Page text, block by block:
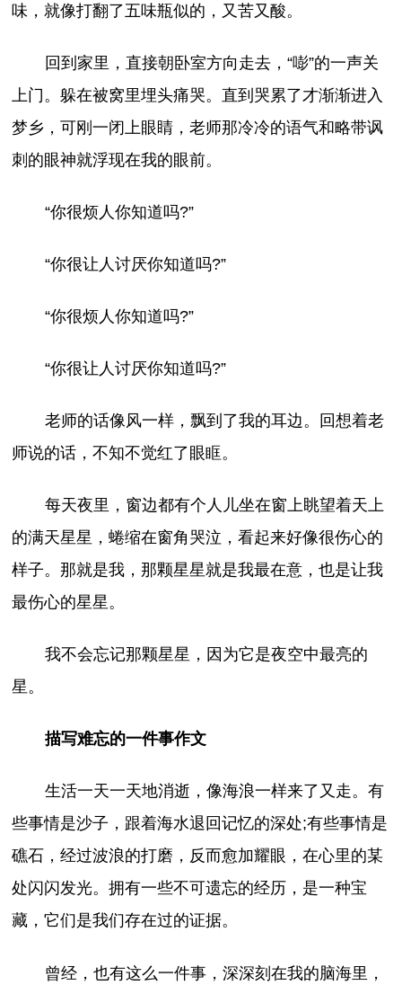
味，就像打翻了五味瓶似的，又苦又酸。
回到家里，直接朝卧室方向走去，“嘭”的一声关
上门。躲在被窝里埋头痛哭。直到哭累了才渐渐进入
梦乡，可刚一闭上眼睛，老师那冷冷的语气和略带讽
刺的眼神就浮现在我的眼前。
“你很烦人你知道吗?”
“你很让人讨厌你知道吗?”
“你很烦人你知道吗?”
“你很让人讨厌你知道吗?”
老师的话像风一样，飘到了我的耳边。回想着老
师说的话，不知不觉红了眼眶。
每天夜里，窗边都有个人儿坐在窗上眺望着天上
的满天星星，蜷缩在窗角哭泣，看起来好像很伤心的
样子。那就是我，那颗星星就是我最在意，也是让我
最伤心的星星。
我不会忘记那颗星星，因为它是夜空中最亮的
星。
描写难忘的一件事作文
生活一天一天地消逝，像海浪一样来了又走。有
些事情是沙子，跟着海水退回记忆的深处;有些事情是
礁石，经过波浪的打磨，反而愈加耀眼，在心里的某
处闪闪发光。拥有一些不可遗忘的经历，是一种宝
藏，它们是我们存在过的证据。
曾经，也有这么一件事，深深刻在我的脑海里，